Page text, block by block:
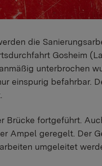
die
Gosheim
unterbrochen
einspurig befahrbar.
Brücke fortgeführt.
Ampel geregelt. Der
umgeleitet